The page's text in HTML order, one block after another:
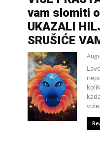
vam slomiti
UKAZALI
SRUŠIĆE